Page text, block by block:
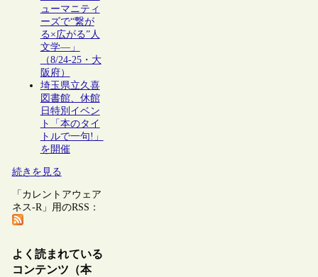
ューマニティ
ーズで“繋が
る×広がる”人
文学―」
（8/24-25・大
阪府）
埼玉県立久喜
図書館、休館
日特別イベン
ト「本のタイ
トルで一句!」
を開催
続きを見る
「カレントアウェア
ネス-R」用のRSS：
よく読まれている
コンテンツ（本